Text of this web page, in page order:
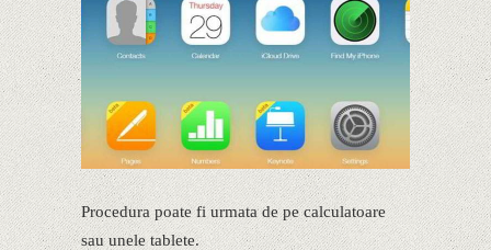
Procedura poate fi urmata de pe calculatoare
sau unele tablete.